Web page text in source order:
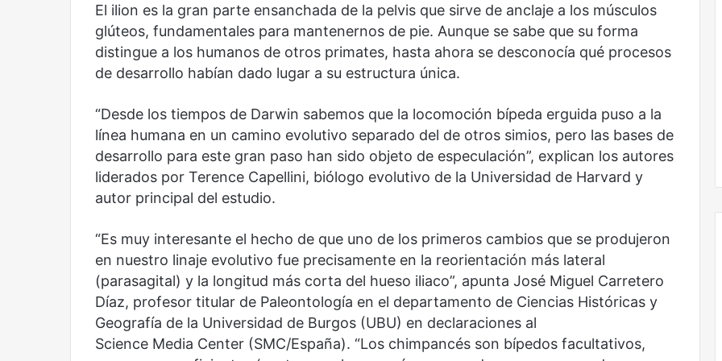
El ilion es la gran parte ensanchada de la pelvis que sirve de anclaje a los músculos
glúteos, fundamentales para mantenernos de pie. Aunque se sabe que su forma
distingue a los humanos de otros primates, hasta ahora se desconocía qué procesos
de desarrollo habían dado lugar a su estructura única.
“Desde los tiempos de Darwin sabemos que la locomoción bípeda erguida puso a la
línea humana en un camino evolutivo separado del de otros simios, pero las bases de
desarrollo para este gran paso han sido objeto de especulación”, explican los autores
liderados por Terence Capellini, biólogo evolutivo de la Universidad de Harvard y
autor principal del estudio.
“Es muy interesante el hecho de que uno de los primeros cambios que se produjeron
en nuestro linaje evolutivo fue precisamente en la reorientación más lateral
(parasagital) y la longitud más corta del hueso iliaco”, apunta José Miguel Carretero
Díaz, profesor titular de Paleontología en el departamento de Ciencias Históricas y
Geografía de la Universidad de Burgos (UBU) en declaraciones al
Science Media Center (SMC/España). “Los chimpancés son bípedos facultativos,
Cine, futbol y América Latina: una
mirada diferente
la
Sala
Nacional
Contemporánea,
un
espacio
para
el
arte
y
la
Abre la Sala Nacional
Contemporánea, un nuevo espacio
para el arte y la cultura
más
sin
todas
las
diversidad
de
la
letras
mexicanas
nueva
colección
digital
Nunca más sin todas las voces: la
diversidad de la letras mexicanas en
una nueva colección digital
El
dragón
No
murió
de
amor